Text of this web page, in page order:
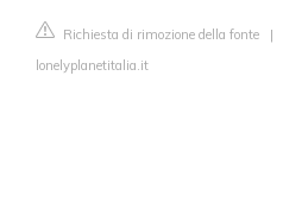
Richiesta di rimozione della fonte |
lonelyplanetitalia.it